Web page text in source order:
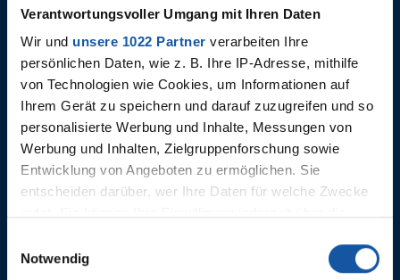
Verantwortungsvoller Umgang mit Ihren Daten
Wir und unsere 1022 Partner verarbeiten Ihre
persönlichen Daten, wie z. B. Ihre IP-Adresse, mithilfe
von Technologien wie Cookies, um Informationen auf
Ihrem Gerät zu speichern und darauf zuzugreifen und so
personalisierte Werbung und Inhalte, Messungen von
Werbung und Inhalten, Zielgruppenforschung sowie
Entwicklung von Angeboten zu ermöglichen. Sie
entscheiden darüber, wer Ihre Daten für welche Zwecke
Trigger Symbol ändern oder widerrufen
Notwendig
01.08.2024
Standards, Museumsbesuch
und Horn
01.08.2024
Im
und Patti